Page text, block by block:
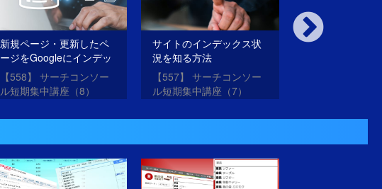
新規ページ・更新したペ
ージをGoogleにインデッ
クスしてもらうには？
【558】 サーチコンソー
ル短期集中講座（8）
サイトのインデックス状
況を知る方法
【557】 サーチコンソー
ル短期集中講座（7）
「クエリ」の絞